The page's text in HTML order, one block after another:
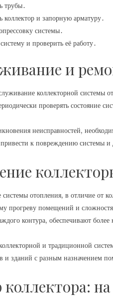
трубы․
коллектор и запорную арматуру․
системы․
и проверить её работу․
и
коллекторной системы
проверять состояние
неисправностей,
к повреждению системы и
отопления, в отличие от
прогреву помещений и
контура, обеспечивают
и традиционной
зданий с разным назначением